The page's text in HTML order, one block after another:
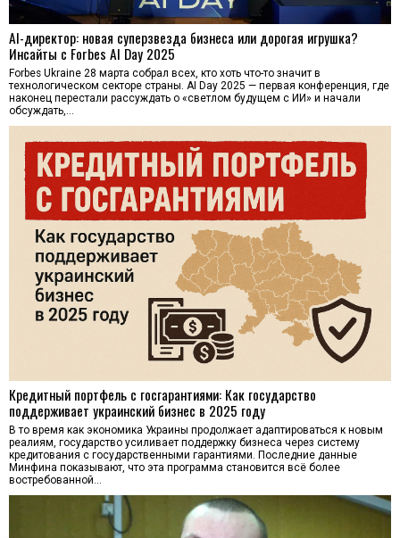
AI-директор: новая суперзвезда бизнеса или дорогая игрушка?
Инсайты с Forbes AI Day 2025
Forbes Ukraine 28 марта собрал всех, кто хоть что-то значит в
технологическом секторе страны. AI Day 2025 — первая конференция, где
наконец перестали рассуждать о «светлом будущем с ИИ» и начали
обсуждать,…
Кредитный портфель с госгарантиями: Как государство
поддерживает украинский бизнес в 2025 году
В то время как экономика Украины продолжает адаптироваться к новым
реалиям, государство усиливает поддержку бизнеса через систему
кредитования с государственными гарантиями. Последние данные
Минфина показывают, что эта программа становится всё более
востребованной…